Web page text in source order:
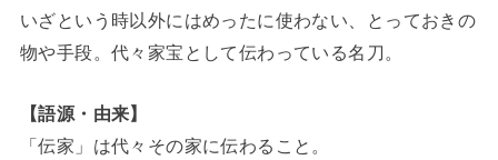
いざという時以外にはめったに使わない、とっておきの
物や手段。代々家宝として伝わっている名刀。
【語源・由来】
「伝家」は代々その家に伝わること。